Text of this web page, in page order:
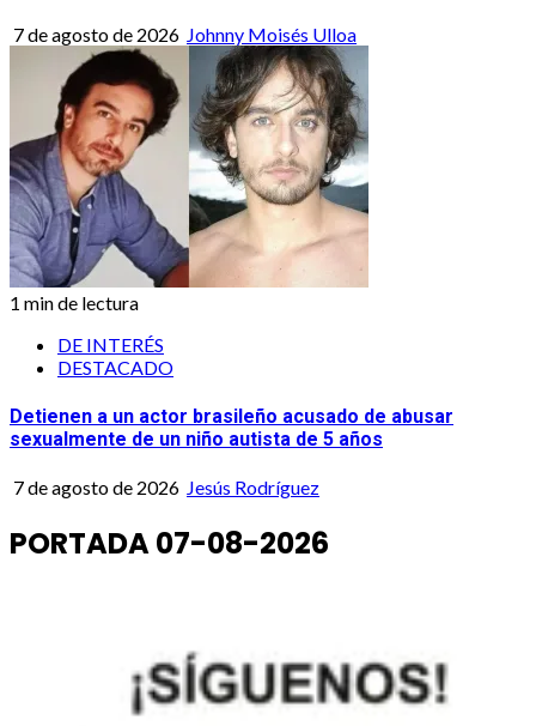
7 de agosto de 2026 Johnny Moisés Ulloa
1 min de lectura
DE INTERÉS
DESTACADO
Detienen a un actor brasileño acusado de abusar
sexualmente de un niño autista de 5 años
7 de agosto de 2026 Jesús Rodríguez
PORTADA 07-08-2026